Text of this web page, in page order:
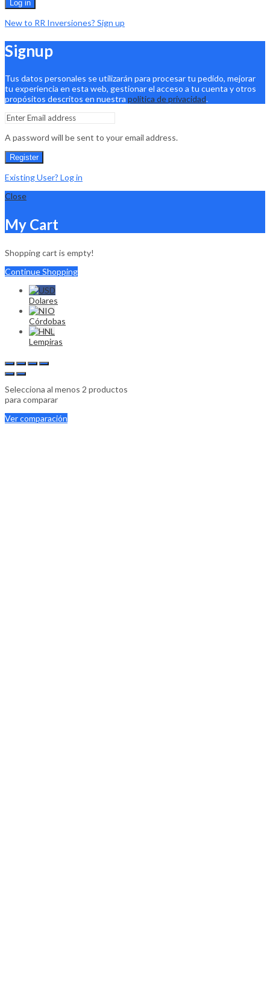
Log in
New to RR Inversiones? Sign up
Signup
Tus datos personales se utilizarán para procesar tu pedido, mejorar
tu experiencia en esta web, gestionar el acceso a tu cuenta y otros
propósitos descritos en nuestra política de privacidad.
A password will be sent to your email address.
Register
Existing User? Log in
Close
My Cart
Shopping cart is empty!
Continue Shopping
Dolares
Córdobas
Lempiras
Selecciona al menos 2 productos
para comparar
Ver comparación